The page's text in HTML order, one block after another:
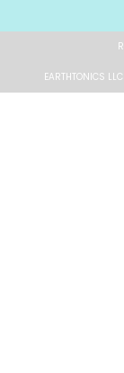
EARTHTONICS